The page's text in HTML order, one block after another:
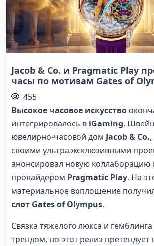
Jacob & Co. и Pragmatic Play
часы по мотивам Gates of
455
Высокое часовое искусство
интегрировалось в iGaming.
ювелирно-часовой дом Jacob & Co.
своими ультраэксклюзивными
анонсировал новую коллаборацию
провайдером Pragmatic Play. На
материальное воплощение
слот Gates of Olympus.
Связка тяжелого люкса и гемблинга
трендом, но этот релиз претендует